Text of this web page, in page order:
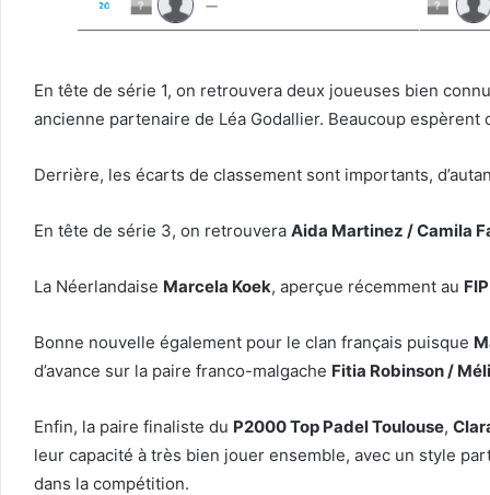
En tête de série 1, on retrouvera deux joueuses bien
ancienne partenaire de Léa Godallier. Beaucoup
Derrière, les écarts de classement sont importants,
En tête de série 3, on retrouvera Aida Martinez / Camila
La Néerlandaise Marcela Koek, aperçue récemment au
Bonne nouvelle également pour le clan français puisque
d’avance sur la paire franco-malgache Fitia Robinson /
Enfin, la paire finaliste du P2000 Top Padel Toulouse,
leur capacité à très bien jouer ensemble, avec un style
dans la compétition.